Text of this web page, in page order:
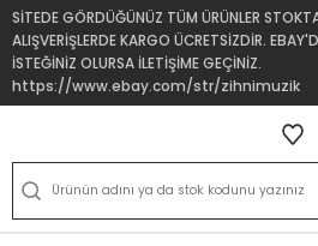
SİTEDE GÖRDÜĞÜNÜZ TÜM ÜRÜNLER
ALIŞVERİŞLERDE KARGO ÜCRETSİZDİR.
İSTEĞİNİZ OLURSA İLETİŞİME GEÇİNİZ.
https://www.ebay.com/str/zihnimuzik